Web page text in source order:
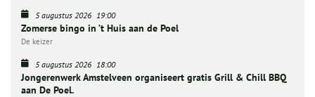
5 augustus 2026 19:00
Zomerse bingo in ’t Huis aan de Poel
De keizer
5 augustus 2026 18:00
Jongerenwerk Amstelveen organiseert gratis Grill & Chill BBQ
aan De Poel.